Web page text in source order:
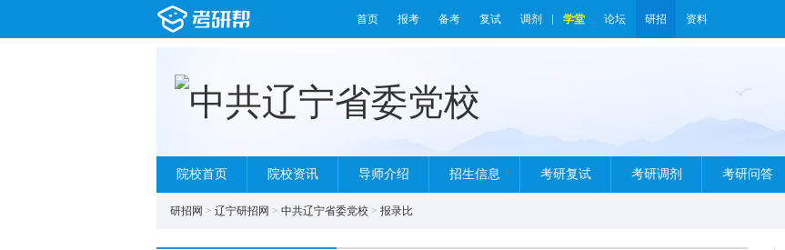
首页 报考 备考 复试 调剂 学堂 论坛 研招 资料
院校首页 院校资讯 导师介绍 招生信息 考研复试 考研调剂 考研问答
研招网 > 辽宁研招网 > 中共辽宁省委党校 > 报录比